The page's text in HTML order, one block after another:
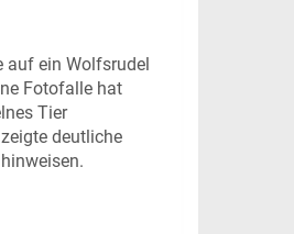
auf ein Wolfsrudel
Fotofalle hat
Tier
deutliche